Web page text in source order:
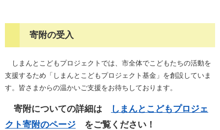
寄附の受入
しまんとこどもプロジェクトでは、市全体でこどもたちの活動を
支援するため「しまんとこどもプロジェクト基金」を創設していま
す。皆さまからの温かいご支援をお待ちしております。
寄附についての詳細は
しまんとこどもプロジェ
クト寄附のページ をご覧ください！